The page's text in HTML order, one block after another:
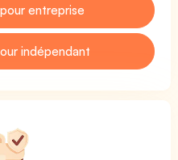
entreprise
indépendant